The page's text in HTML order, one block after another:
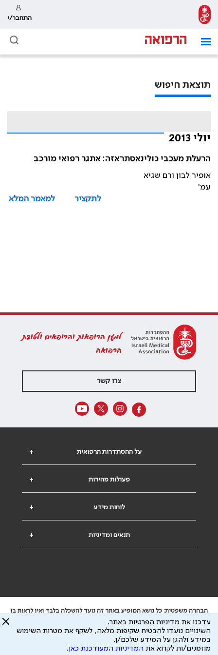
התחבר/י
תוצאת חיפוש
יולי 2013
הרעלת מעכבי כולינאסתראזה: אתגר רפואי מורכב
אופיר לבון ורם שגיא
עמ'
לתקציר
למאמר המלא
למען הרופאות והרופאים ולטובת
הרפואה
צרו קשר
+ על ההסתדרות הרפואית
+ פעולות מהירות
+ לוחות מידע
+ תנאים ומדיניות
הבהרה משפטית: כל נושא המופיע באתר זה נועד להשכלה בלבד ואין לראות בו
ייעוץ רפואי או משפטי. אין הר"י אחראית לתוכן המתפרסם באתר זה ולכל נזק
שעלול להיגרם.
ידוע לי שהר"י אוספת ושומרת מידע אישי לצורך מתן השרות וכי חלק ממנו עשוי
להיות מועבר לצדדים שלישיים, הכל בכפוף למדיניות הפרטיות
עדכנו את מדיניות הפרטיות באתר.
השינויים נועדו להבטיח שקיפות מלאה, לשקף את מטרות השימוש
במידע ולהגן על המידע שלכם/ן.
מוזמנים/ות לקרוא את המדיניות המעודכנת כאן.